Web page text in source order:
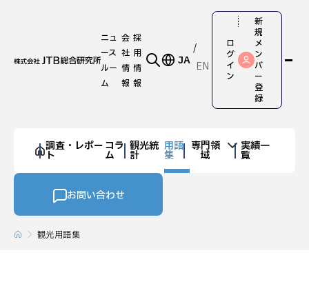
ニュ
ース
ルー
ム
会
社
情
報
採
用
情
報
JA EN
ロ
グ
イ
ン
新
規
メ
ン
バ
ー
登
録
調査・レポー
ト
コラ
ム
観光統
計
用語
集
専門領
域
実績一
覧
お問い合わせ
観光用語集